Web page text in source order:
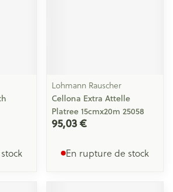
Lohmann Rauscher
Cellona Extra Attelle
Platree 15cmx20m 25058
95,03 €
En rupture de stock